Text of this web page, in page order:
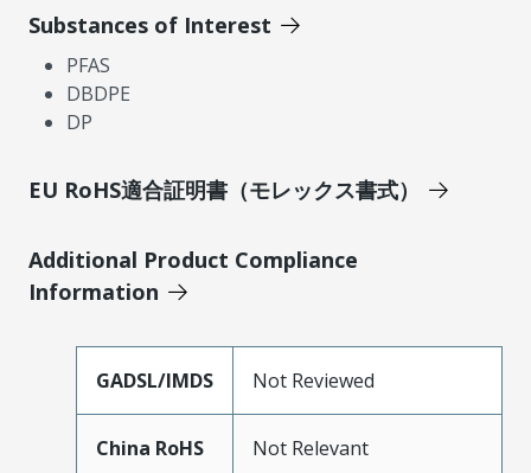
Substances of Interest
PFAS
DBDPE
DP
EU RoHS適合証明書（モレックス書式）
Additional Product Compliance
Information
GADSL/IMDS Not Reviewed
China RoHS Not Relevant